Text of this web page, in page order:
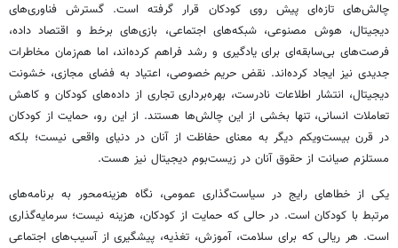
چالش‌های تازه‌ای پیش روی کودکان قرار گرفته است. گسترش فناوری‌های
دیجیتال، هوش مصنوعی، شبکه‌های اجتماعی، بازی‌های برخط و اقتصاد داده،
فرصت‌های بی‌سابقه‌ای برای یادگیری و رشد فراهم کرده‌اند، اما هم‌زمان مخاطرات
جدیدی نیز ایجاد کرده‌اند. نقض حریم خصوصی، اعتیاد به فضای مجازی، خشونت
دیجیتال، انتشار اطلاعات نادرست، بهره‌برداری تجاری از داده‌های کودکان و کاهش
تعاملات انسانی، تنها بخشی از این چالش‌ها هستند. از این رو، حمایت از کودکان
در قرن بیست‌ویکم دیگر به معنای حفاظت از آنان در دنیای واقعی نیست؛ بلکه
مستلزم صیانت از حقوق آنان در زیست‌بوم دیجیتال نیز هست.
یکی از خطاهای رایج در سیاست‌گذاری عمومی، نگاه هزینه‌محور به برنامه‌های
مرتبط با کودکان است. در حالی که حمایت از کودکان، هزینه نیست؛ سرمایه‌گذاری
است. هر ریالی که برای سلامت، آموزش، تغذیه، پیشگیری از آسیب‌های اجتماعی